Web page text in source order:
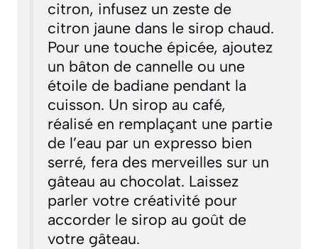
citron, infusez un zeste de
citron jaune dans le sirop chaud.
Pour une touche épicée, ajoutez
un bâton de cannelle ou une
étoile de badiane pendant la
cuisson. Un sirop au café,
réalisé en remplaçant une partie
de l’eau par un expresso bien
serré, fera des merveilles sur un
gâteau au chocolat. Laissez
parler votre créativité pour
accorder le sirop au goût de
votre gâteau.